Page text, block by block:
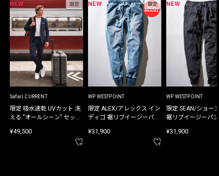
NEW 限定
Safari CURRENT
限定 吸水速乾 UVカット 洗
える "オールシーン" セット
¥49,500
NEW 限定
WP WESTPOINT
限定 ALEX/アレックス イン
ディゴ 裾リブイージーパン
¥31,900
NEW
WP WESTPOINT
限定 SEAN/ショー
裾リブイージーパ
¥31,900